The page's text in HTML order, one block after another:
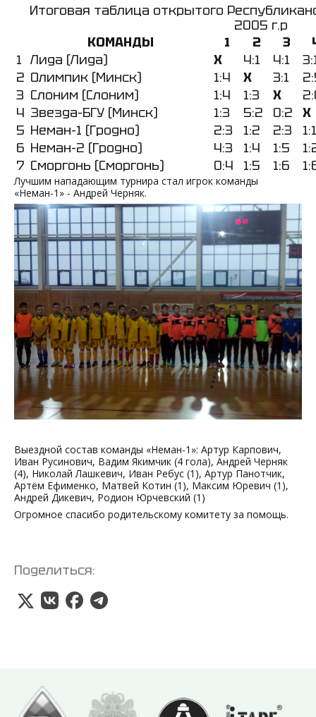
Итоговая таблица открытого
2005 г.р
КОМАНДЫ
1 2 3
1 Лида (Лида) Х 4:1 4:1
2 Олимпик (Минск) 1:4 Х 3:1
3 Слоним (Слоним) 1:4 1:3 Х
4 Звезда-БГУ (Минск) 1:3 5:2 0:2
Х
5 Неман-1 (Гродно) 2:3 1:2 2:3
1:1
6 Неман-2 (Гродно) 4:3 1:4 1:5
7 Сморгонь (Сморгонь) 0:4 1:5 1:6
Лучшим нападающим турнира стал игрок команды
«Неман-1» - Андрей Черняк.
Выездной состав команды «Неман-1»: Артур Карпович,
Иван Русинович, Вадим Якимчик (4 гола), Андрей Черняк
(4), Николай Лашкевич, Иван Ребус (1), Артур Панотчик,
Артём Ефименко, Матвей Котин (1), Максим Юревич (1),
Андрей Дикевич, Родион Юрчевский (1)
Огромное спасибо родительскому комитету за помощь.
Поделиться: